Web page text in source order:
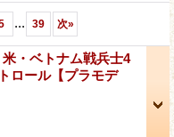
... 39 次»
・ベトナム戦兵士4
ロール【プラモデ